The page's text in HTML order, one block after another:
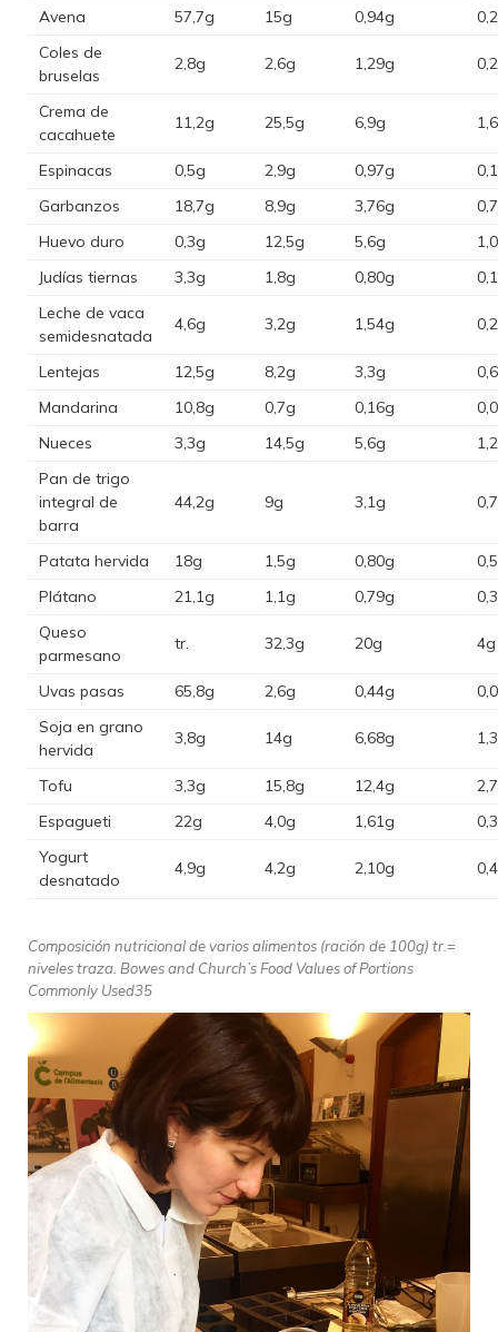
Avena
57,7g 15g 0,94g
Coles de
bruselas
2,8g 2,6g 1,29g
Crema de
cacahuete
11,2g 25,5g 6,9g
Espinacas 0,5g 2,9g 0,97g
Garbanzos
18,7g 8,9g 3,76g
Huevo duro
0,3g 12,5g 5,6g
Judías tiernas
3,3g 1,8g 0,80g
Leche de vaca
semidesnatada
4,6g 3,2g 1,54g
Lentejas 12,5g 8,2g 3,3g
Mandarina
10,8g 0,7g 0,16g
Nueces
3,3g 14,5g 5,6g
Pan de trigo
integral de
barra
44,2g 9g 3,1g
Patata hervida 18g 1,5g 0,80g
Plátano
21,1g 1,1g 0,79g
Queso
parmesano
tr. 32,3g 20g 4g
Uvas pasas 65,8g 2,6g 0,44g
Soja en grano
hervida
3,8g 14g 6,68g
Tofu 3,3g 15,8g 12,4g
Espagueti
22g 4,0g 1,61g
Yogurt
desnatado
4,9g 4,2g 2,10g
Composición nutricional de varios alimentos (ración de 100g) tr.=
niveles traza. Bowes and Church’s Food Values of Portions
Commonly Used35